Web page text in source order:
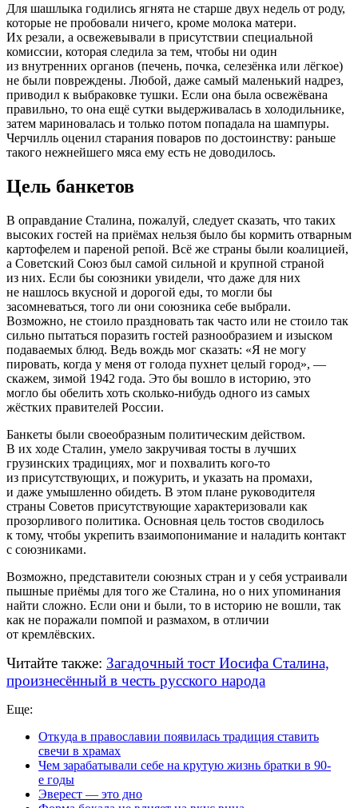
Для шашлыка годились ягнята не старше двух недель от роду,
которые не пробовали ничего, кроме молока матери.
Их резали, а освежевывали в присутствии специальной
комиссии, которая следила за тем, чтобы ни один
из внутренних органов (печень, почка, селезёнка или лёгкое)
не были повреждены. Любой, даже самый маленький надрез,
приводил к выбраковке тушки. Если она была освежёвана
правильно, то она ещё сутки выдерживалась в холодильнике,
затем мариновалась и только потом попадала на шампуры.
Черчилль оценил старания поваров по достоинству: раньше
такого нежнейшего мяса ему есть не доводилось.
Цель банкетов
В оправдание Сталина, пожалуй, следует сказать, что таких
высоких гостей на приёмах нельзя было бы кормить отварным
картофелем и пареной репой. Всё же страны были коалицией,
а Советский Союз был самой сильной и крупной страной
из них. Если бы союзники увидели, что даже для них
не нашлось вкусной и дорогой еды, то могли бы
засомневаться, того ли они союзника себе выбрали.
Возможно, не стоило праздновать так часто или не стоило так
сильно пытаться поразить гостей разнообразием и изыском
подаваемых блюд. Ведь вождь мог сказать: «Я не могу
пировать, когда у меня от голода пухнет целый город», —
скажем, зимой 1942 года. Это бы вошло в историю, это
могло бы обелить хоть сколько-нибудь одного из самых
жёстких правителей России.
Банкеты были своеобразным политическим действом.
В их ходе Сталин, умело закручивая тосты в лучших
грузинских традициях, мог и похвалить кого-то
из присутствующих, и пожурить, и указать на промахи,
и даже умышленно обидеть. В этом плане руководителя
страны Советов присутствующие характеризовали как
прозорливого политика. Основная цель тостов сводилось
к тому, чтобы укрепить взаимопонимание и наладить контакт
с союзниками.
Возможно, представители союзных стран и у себя устраивали
пышные приёмы для того же Сталина, но о них упоминания
найти сложно. Если они и были, то в историю не вошли, так
как не поражали помпой и размахом, в отличии
от кремлёвских.
Читайте также: Загадочный тост Иосифа Сталина,
произнесённый в честь русского народа
Еще:
Откуда в православии появилась традиция ставить
свечи в храмах
Чем зарабатывали себе на крутую жизнь братки в 90-
е годы
Эверест — это дно